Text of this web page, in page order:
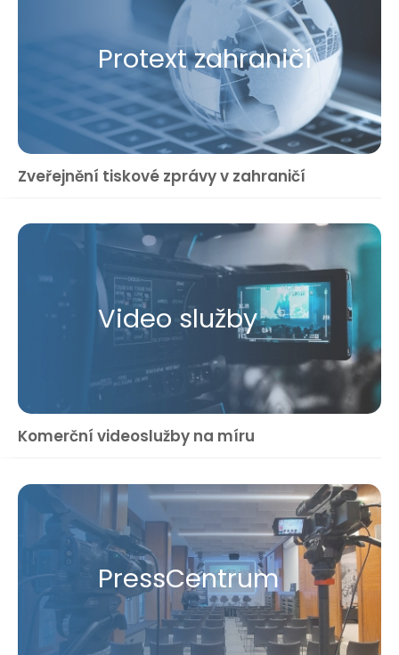
Protext zahraničí
Zveřejnění tiskové zprávy v zahraničí
Video služby
Komerční videoslužby na míru
Press​Centrum